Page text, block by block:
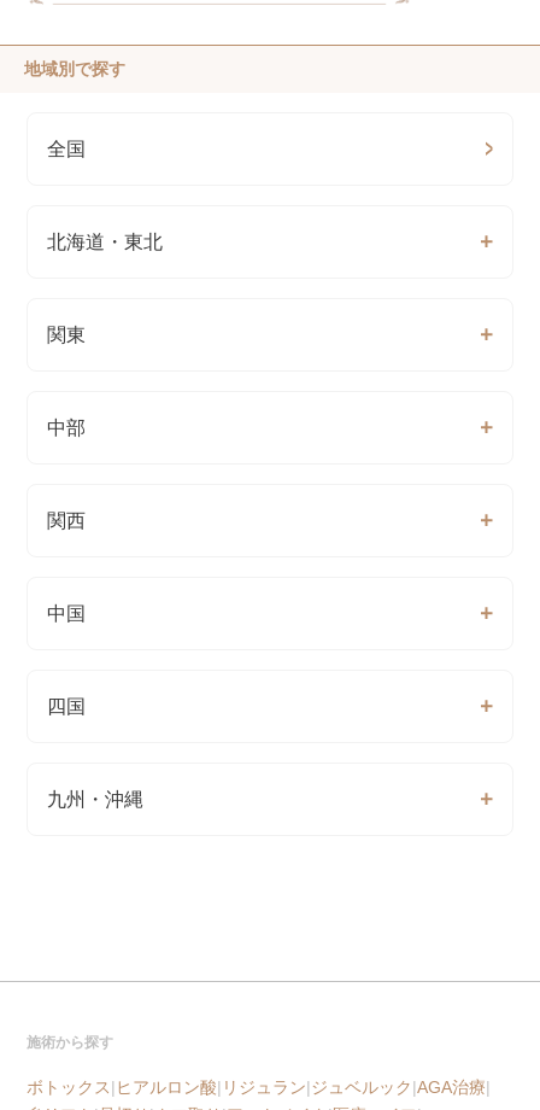
地域別で探す
全国
北海道・東北
関東
中部
関西
中国
四国
九州・沖縄
施術から探す
ボトックス|ヒアルロン酸| リジュラン|ジュベルック|AGA治療|